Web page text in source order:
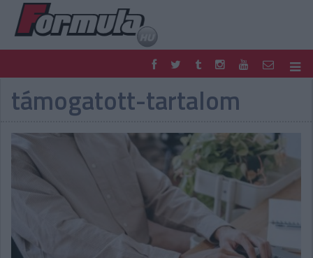
F1
PARC FERMÉ
FORMULA
MOTOR
RETRO
EGYÉB
PODCAST
TIPPJÁTÉK
DIGITÁLIS MAGAZIN
PONTÁLLÁSOK
VERSENYNAPTÁRAK
támogatott-tartalom